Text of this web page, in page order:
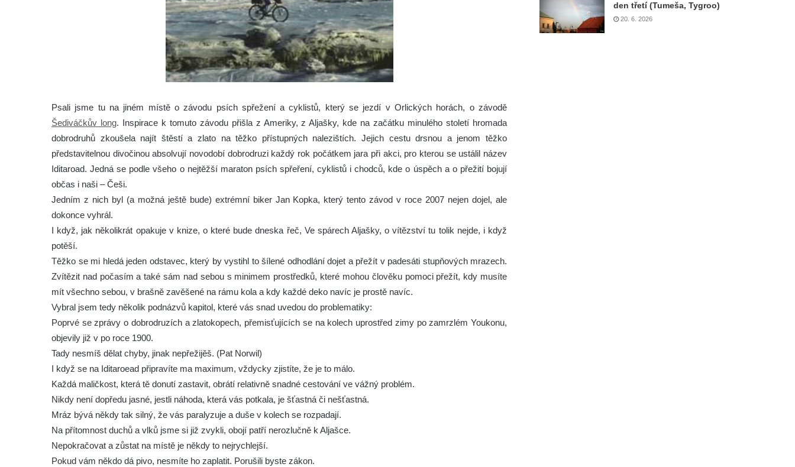
Psali jsme tu na jiném místě o závodu psích spřežení a cyklistů, který se jezdí v Orlických horách, o závodě
Šediváčkův long. Inspirace k tomuto závodu přišla z Ameriky, z Aljašky, kde na začátku minulého století hromada
dobrodruhů zkoušela najít štěstí a zlato na těžko přístupných nalezištích. Jejich cestu drsnou a jenom těžko
představitelnou divočinou absolvují novodobí dobrodruzi každý rok počátkem jara při akci, pro kterou se ustálil název
Iditaroad.Jedná se podle všeho o nejtěžší maraton psích spřeření, cyklistů i chodců, kde o úspěch a o přežití bojují
občas i naši – Češi.
Jedním z nich byl (a možná ještě bude) extrémní biker Jan Kopka, který tento závod v roce 2007 nejen dojel, ale
dokonce vyhrál.
I když, jak několikrát opakuje v knize, o které bude dneska řeč, Ve spárech Aljašky, o vítězství tu tolik nejde, i když
potěší.
Těžko se mi hledá jeden odstavec, který by vystihl to šílené odhodlání dojet a přežít v padesáti stupňových mrazech.
Zvítězit nad počasím a také sám nad sebou s minimem prostředků, které mohou člověku pomoci přežít, kdy musíte
mít všechno sebou, v brašně zavěšené na rámu kola a kdy každé deko navíc je prostě navíc.
Vybral jsem tedy několik podnázvů kapitol, které vás snad uvedou do problematiky:
Poprvé se zprávy o dobrodruzích a zlatokopech, přemisťujících se na kolech uprostřed zimy po zamrzlém Youkonu,
objevily již v po roce 1900.
Tady nesmíš dělat chyby, jinak nepřežijěš. (Pat Norwil)
I když se na Iditaroead připravíte ma maximum, vždycky zjistíte, že je to málo.
Každá maličkost, která tě donutí zastavit, obrátí relativně snadné cestování ve vážný problém.
Nikdy není dopředu jasné, jestli náhoda, která vás potkala, je šťastná či nešťastná.
Mráz bývá někdy tak silný, že vás paralyzuje a duše v kolech se rozpadají.
Na přítomnost duchů a vlků jsme si již zvykli, obojí patří nerozlučně k Aljašce.
Nepokračovat a zůstat na místě je někdy to nejrychlejší.
Pokud vám někdo dá pivo, nesmíte ho zaplatit. Porušili byste zákon.
den třetí (Tumeša, Tygroo)
20. 6. 2026